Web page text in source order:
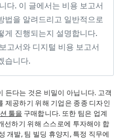
다. 이 글에서는 비용 보고서
법을 알려드리고 일반적으로
게 진행되는지 설명합니다.
고서와 디지털 비용 보고서
습니다.
든다는 것은 비밀이 아닙니다. 고객
제공하기 위해 기업은 종종 디자인
툴을 구매합니다. 또한 팀은 업계
선하기 위해 스스로에 투자해야 합
개발, 팀 빌딩 휴양지, 특정 직무에